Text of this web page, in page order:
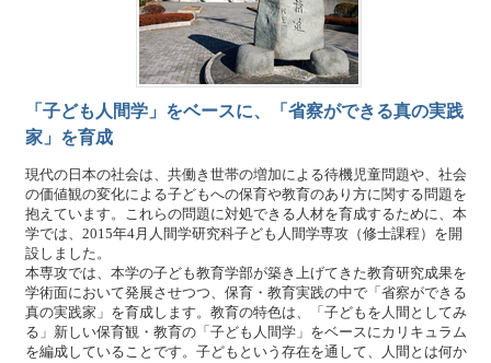
「子ども人間学」をベースに、「省察ができる真の実践
家」を育成
現代の日本の社会は、共働き世帯の増加による待機児童問題や、社会
の価値観の変化による子どもへの保育や教育のあり方に関する問題を
抱えています。これらの問題に対処できる人材を育成するために、本
学では、2015年4月人間学研究科子ども人間学専攻（修士課程）を開
設しました。
本専攻では、本学の子ども教育学部が築き上げてきた教育研究成果を
学術面において発展させつつ、保育・教育実践の中で「省察ができる
真の実践家」を育成します。教育の特色は、「子どもを人間としてみ
る」新しい保育観・教育の「子ども人間学」をベースにカリキュラム
を編成していることです。子どもという存在を通して、人間とは何か